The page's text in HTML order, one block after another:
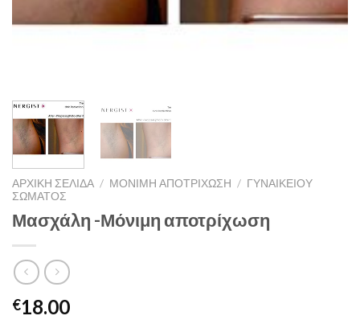
ΑΡΧΙΚΉ ΣΕΛΊΔΑ / ΜΟΝΙΜΗ ΑΠΟΤΡΙΧΩΣΗ / ΓΥΝΑΙΚΕΊΟΥ
ΣΏΜΑΤΟΣ
Μασχάλη -Μόνιμη αποτρίχωση
€18.00